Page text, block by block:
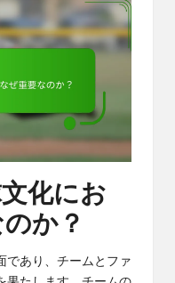
化にお
か？
であり、チームとファ